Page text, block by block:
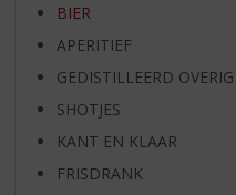
BIER
APERITIEF
GEDISTILLEERD OVERIG
SHOTJES
KANT EN KLAAR
FRISDRANK